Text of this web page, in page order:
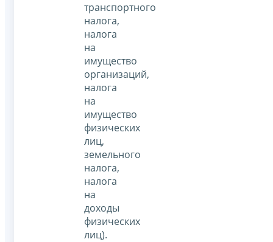
транспортного
налога,
налога
на
имущество
организаций,
налога
на
имущество
физических
лиц,
земельного
налога,
налога
на
доходы
физических
лиц).